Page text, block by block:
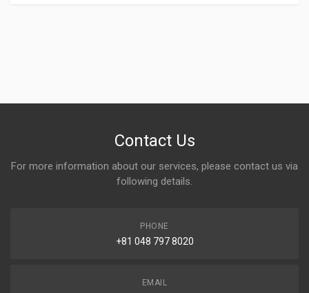
Contact Us
For more information about our services, please contact us via
following details.
PHONE
+81 048 797 8020
EMAIL